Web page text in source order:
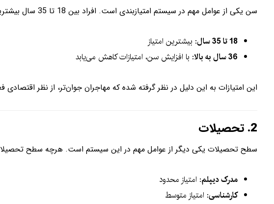
سن یکی از عوامل مهم در سیستم امتیازبندی است. افراد بین 18 تا 35 سال بیشترین امتیاز را کسب می‌کنند. به طور کلی، امتیازات سن به شکل زیر است:
18 تا 35 سال
: بیشترین امتیاز
36 سال به بالا
: با افزایش سن، امتیازات کاهش می‌یابد
این امتیازات به این دلیل در نظر گرفته شده که مهاجران جوان‌تر، از نظر اقتصادی
2. تحصیلات
سطح تحصیلات یکی دیگر از عوامل مهم در این سیستم است. هرچه سطح تحصیلات
مدرک دیپلم: امتیاز محدود
کارشناسی: امتیاز متوسط